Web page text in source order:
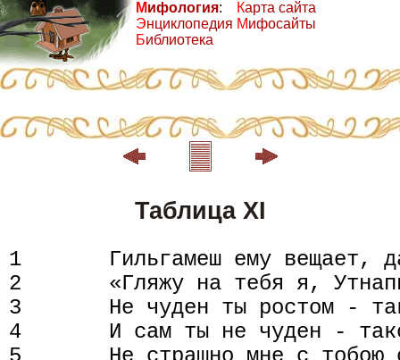
Мифология:
Энциклопедия
Библиотека
Карта сайта
Мифосайты
Таблица XI
1       Гильгамеш ему вещает,
2       «Гляжу на тебя я,
3       Не чуден ты ростом -
4       И сам ты не чуден -